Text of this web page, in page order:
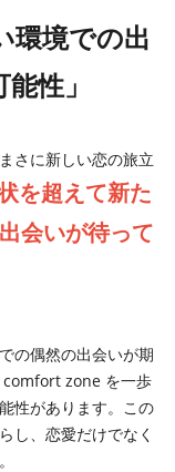
環境での出
性」
さに新しい恋の旅立
状を超えて新た
会いが待って
の偶然の出会いが期
comfort zone を一歩
性があります。この
し、恋愛だけでなく